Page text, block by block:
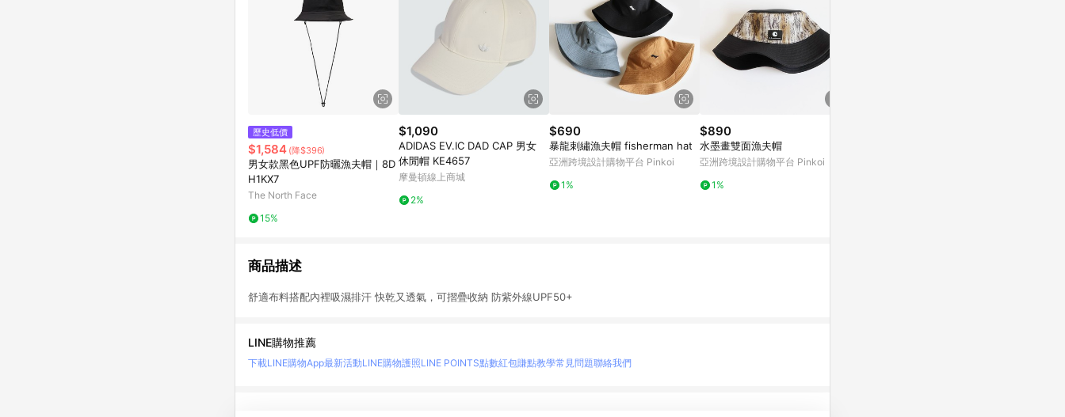
歷史低價
$1,584 (降$396)
男女款黑色UPF防曬漁夫帽｜8D
H1KX7
The North Face
15%
$1,090
ADIDAS EV.IC DAD CAP 男女
休閒帽 KE4657
摩曼頓線上商城
2%
$690
暴龍刺繡漁夫帽 fisherman hat
亞洲跨境設計購物平台 Pinkoi
1%
$890
水墨畫雙面漁夫帽
亞洲跨境設計購物平台 Pinkoi
1%
商品描述
舒適布料搭配內裡吸濕排汗 快乾又透氣，可摺疊收納 防紫外線UPF50+
LINE購物推薦
下載LINE購物App最新活動LINE購物護照LINE POINTS點數紅包賺點教學常見問題聯絡我們